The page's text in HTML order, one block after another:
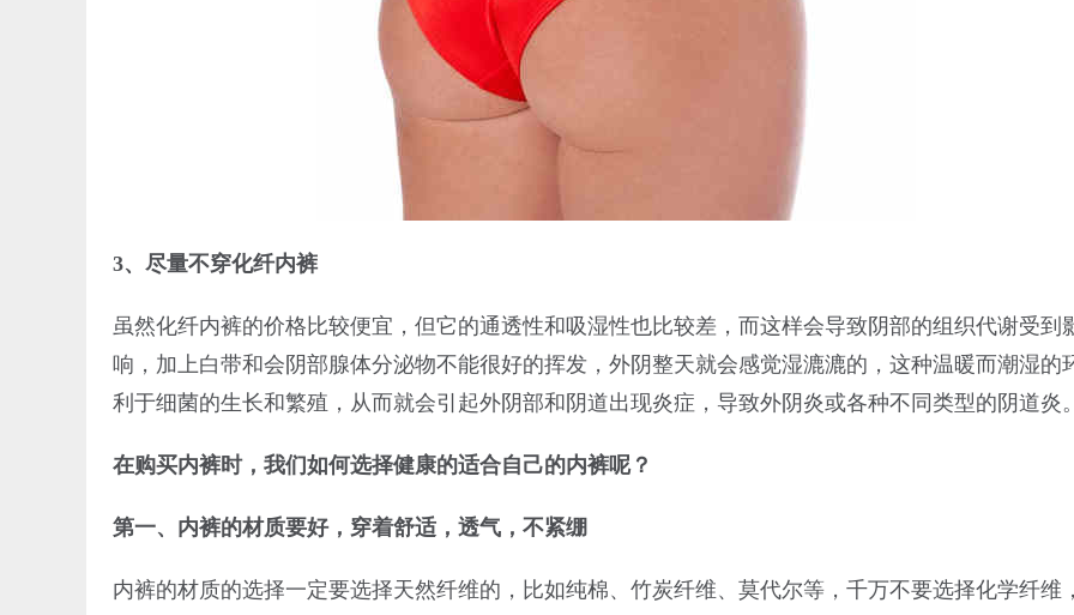
3、尽量不穿化纤内裤
虽然化纤内裤的价格比较便宜，但它的通透性和吸湿性也比较差，而这样会导致阴部的组织代谢受到
响，加上白带和会阴部腺体分泌物不能很好的挥发，外阴整天就会感觉湿漉漉的，这种温暖而潮湿的
利于细菌的生长和繁殖，从而就会引起外阴部和阴道出现炎症，导致外阴炎或各种不同类型的阴道炎
在购买内裤时，我们如何选择健康的适合自己的内裤呢？
第一、内裤的材质要好，穿着舒适，透气，不紧绷
内裤的材质的选择一定要选择天然纤维的，比如纯棉、竹炭纤维、莫代尔等，千万不要选择化学纤维